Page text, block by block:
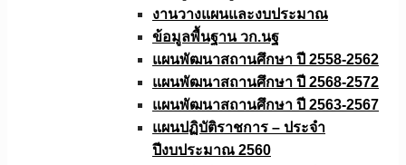
งานวางแผนและงบประมาณ
ข้อมูลพื้นฐาน วก.นฐ
แผนพัฒนาสถานศึกษา ปี 2558-2562
แผนพัฒนาสถานศึกษา ปี 2568-2572
แผนพัฒนาสถานศึกษา ปี 2563-2567
แผนปฏิบัติราชการ – ประจำ
ปีงบประมาณ 2560